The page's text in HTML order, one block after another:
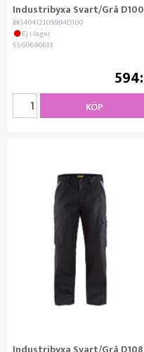
Industribyxa Svart/Grå D100
BK140412109994D100
Ej i lager
5560696618
594
KÖP